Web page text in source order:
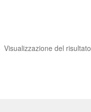
Visualizzazione del risultato